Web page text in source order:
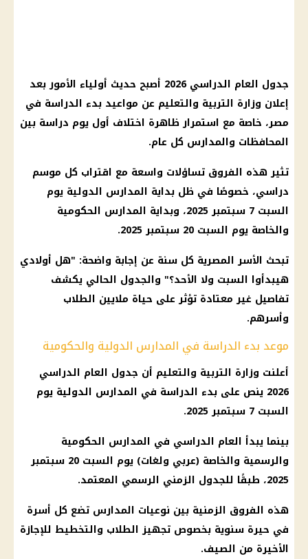
جدول العام الدراسي 2026 أصبح حديث أولياء الأمور بعد
إعلان وزارة التربية والتعليم عن مواعيد بدء الدراسة في
مصر، خاصة مع استمرار ظاهرة اختلاف أول يوم دراسة بين
المحافظات والمدارس كل عام.
تثير هذه الفروق تساؤلات واسعة مع اقتراب كل موسم
دراسي، خصوصًا في ظل بداية المدارس الدولية يوم
السبت 7 سبتمبر 2025، وبداية المدارس الحكومية
والخاصة يوم السبت 20 سبتمبر 2025.
تبحث الأسر المصرية كل سنة عن إجابة واضحة: "هل أولادي
هيبدأوا السبت ولا الأحد؟" والجدول الحالي يكشف
تفاصيل غير معتادة تؤثر على حياة ملايين الطلاب
وأسرهم.
موعد بدء الدراسة في المدارس الدولية والحكومية
أعلنت وزارة التربية والتعليم أن جدول العام الدراسي
2026 ينص على بدء الدراسة في المدارس الدولية يوم
السبت 7 سبتمبر 2025.
بينما يبدأ العام الدراسي في المدارس الحكومية
والرسمية والخاصة (عربي ولغات) يوم السبت 20 سبتمبر
2025، طبقًا للجدول الزمني الرسمي المعتمد.
هذه الفروق الزمنية بين نوعيات المدارس تضع كل أسرة
في حيرة سنوية بخصوص تجهيز الطلاب والتخطيط للإجازة
الأخيرة من الصيف.